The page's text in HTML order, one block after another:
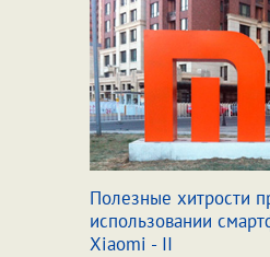
Полезные хитрости
использовании
Xiaomi - II